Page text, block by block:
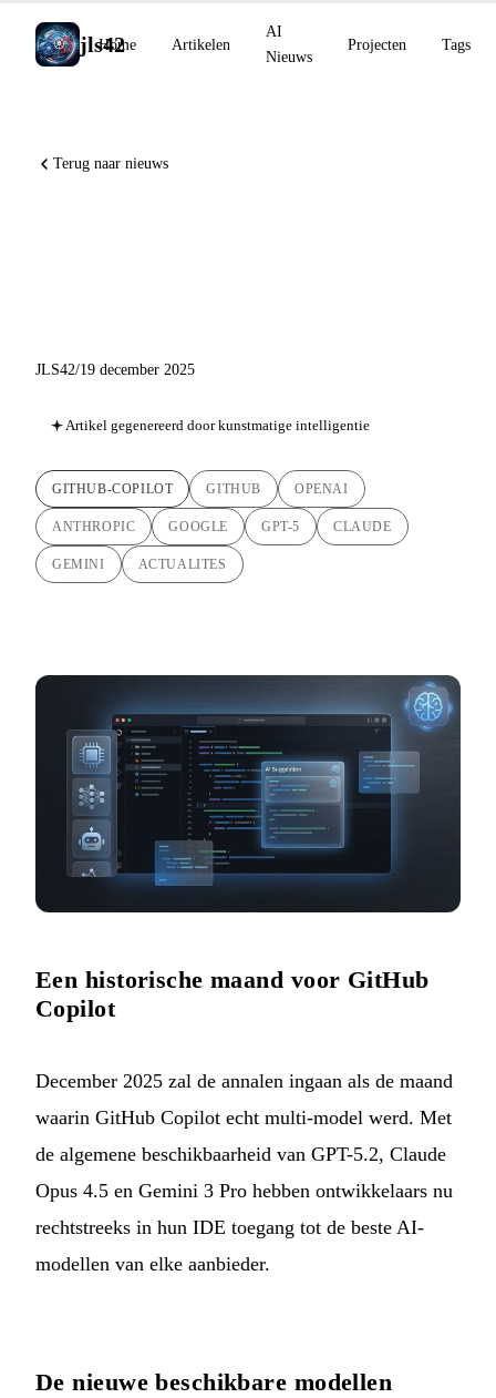
jls42
Home Artikelen
AI
Nieuws
Projecten Tags
Terug naar nieuws
JLS42/19 december 2025
Artikel gegenereerd door kunstmatige intelligentie
GITHUB-COPILOT GITHUB OPENAI
ANTHROPIC GOOGLE GPT-5 CLAUDE
GEMINI ACTUALITES
Een historische maand voor GitHub
Copilot
December 2025 zal de annalen ingaan als de maand
waarin GitHub Copilot echt multi-model werd. Met
de algemene beschikbaarheid van GPT-5.2, Claude
Opus 4.5 en Gemini 3 Pro hebben ontwikkelaars nu
rechtstreeks in hun IDE toegang tot de beste AI-
modellen van elke aanbieder.
De nieuwe beschikbare modellen